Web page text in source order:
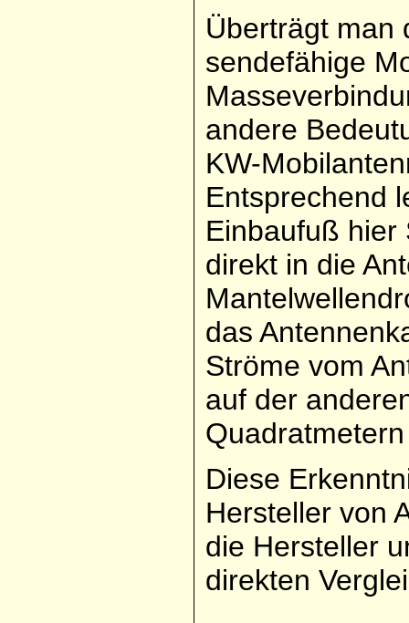
Überträgt man
sendefähige
andere
KW-
Entsprechend
Einbaufuß hier
direkt in die
das
Ströme vom
auf der
Diese
Hersteller von
die Hersteller
direkten